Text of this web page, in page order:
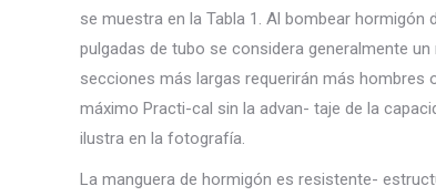
se muestra en la Tabla 1. Al bombear
pulgadas de tubo se considera generalmente
secciones más largas requerirán más hombres
máximo Practi-cal sin la advan- taje de la
ilustra en la fotografía.
La manguera de hormigón es resistente-